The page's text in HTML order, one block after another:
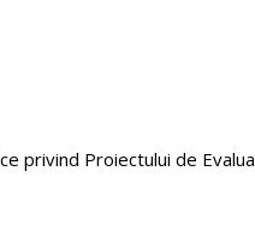
privind Proiectului de